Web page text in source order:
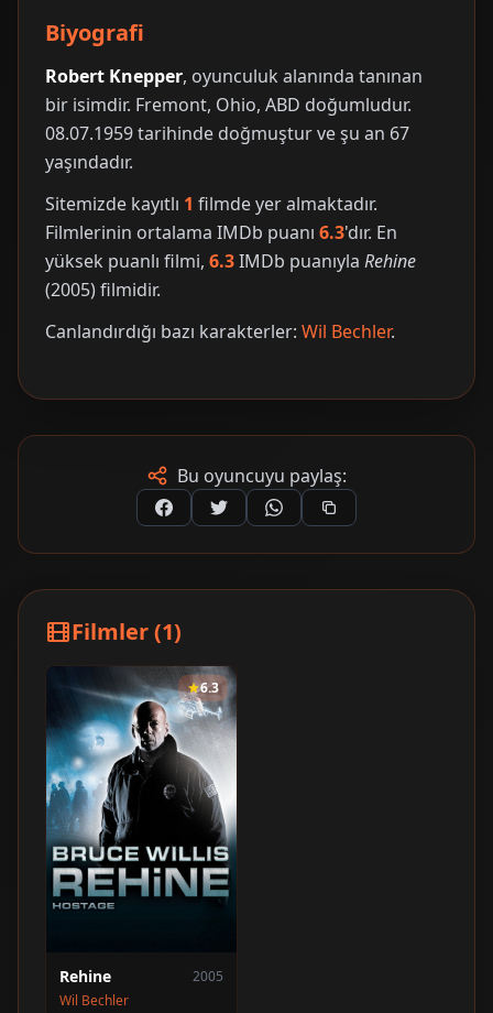
Biyografi
Robert Knepper, oyunculuk alanında tanınan
bir isimdir. Fremont, Ohio, ABD doğumludur.
08.07.1959 tarihinde doğmuştur ve şu an 67
yaşındadır.
Sitemizde kayıtlı 1 filmde yer almaktadır.
Filmlerinin ortalama IMDb puanı 6.3'dır. En
yüksek puanlı filmi, 6.3IMDb puanıyla Rehine
(2005) filmidir.
Canlandırdığı bazı karakterler: Wil Bechler.
Bu oyuncuyu paylaş:
Filmler (1)
6.3
Rehine
2005
Wil Bechler